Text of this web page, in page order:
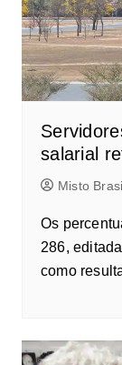
salarial
Misto
Os
286,
como